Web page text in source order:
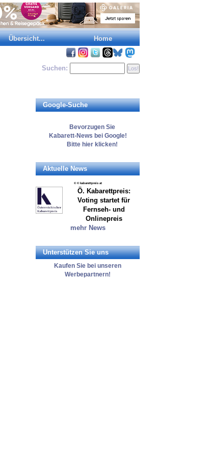
Übersicht... Home
Suchen:
Google-Suche
Bevorzugen Sie
Kabarett-News bei Google!
Bitte hier klicken!
Aktuelle News
© © kabarettpreis at
Ö. Kabarettpreis:
Voting startet für
Fernseh- und
Onlinepreis
mehr News
Unterstützen Sie uns
Kaufen Sie bei unseren
Werbepartnern!